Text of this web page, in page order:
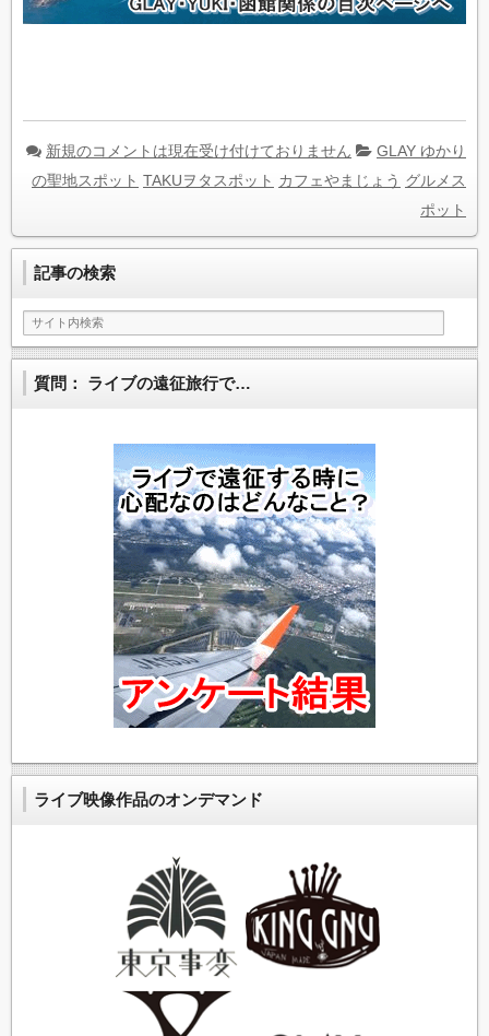
新規のコメントは現在受け付けておりません
GLAY ゆかり
の聖地スポット TAKUヲタスポット カフェやまじょう グルメス
ポット
記事の検索
質問： ライブの遠征旅行で…
ライブ映像作品のオンデマンド